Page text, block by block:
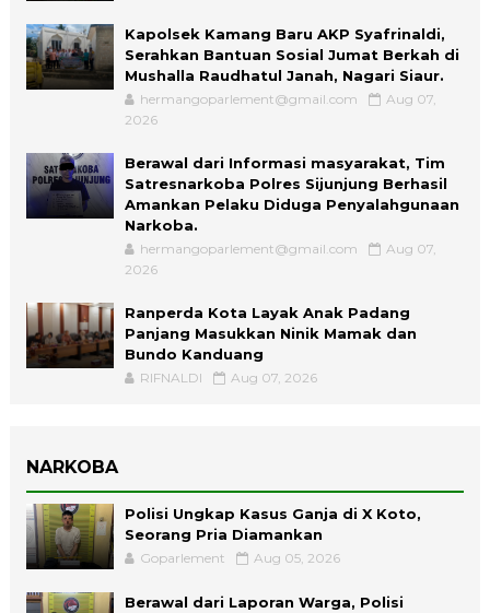
Kapolsek Kamang Baru AKP Syafrinaldi,
Serahkan Bantuan Sosial Jumat Berkah di
Mushalla Raudhatul Janah, Nagari Siaur.
hermangoparlement@gmail.com
Aug 07,
2026
Berawal dari Informasi masyarakat, Tim
Satresnarkoba Polres Sijunjung Berhasil
Amankan Pelaku Diduga Penyalahgunaan
Narkoba.
hermangoparlement@gmail.com
Aug 07,
2026
Ranperda Kota Layak Anak Padang
Panjang Masukkan Ninik Mamak dan
Bundo Kanduang
RIFNALDI Aug 07, 2026
NARKOBA
Polisi Ungkap Kasus Ganja di X Koto,
Seorang Pria Diamankan
Goparlement Aug 05, 2026
Berawal dari Laporan Warga, Polisi